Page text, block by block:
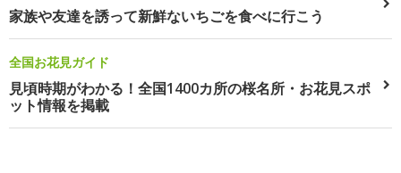
家族や友達を誘って新鮮ないちごを食べに行こう
全国お花見ガイド
見頃時期がわかる！全国1400カ所の桜名所・お花見スポ
ット情報を掲載